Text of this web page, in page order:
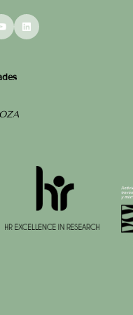
YouTubeLinkedIn